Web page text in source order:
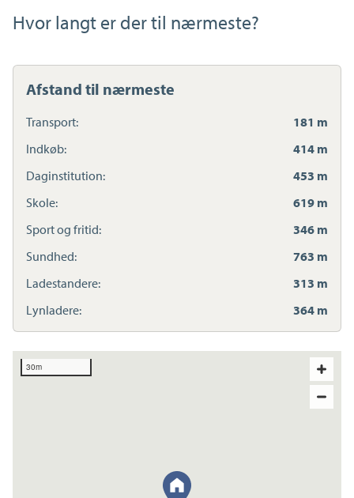
Hvor langt er der til nærmeste?
Afstand til nærmeste
Transport:
181 m
Indkøb:
414 m
Daginstitution:
453 m
Skole:
619 m
Sport og fritid:
346 m
Sundhed:
763 m
Ladestandere:
313 m
Lynladere:
364 m
30m